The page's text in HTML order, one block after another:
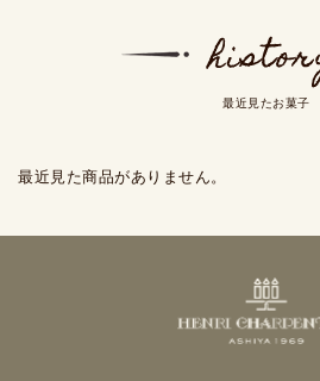
最近見たお菓子
最近見た商品がありません。